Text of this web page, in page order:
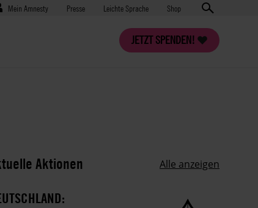
Mein Amnesty Presse
Presse Leichte Sprache Shop
JETZT SPENDEN!
Aktionen Alle anzeigen